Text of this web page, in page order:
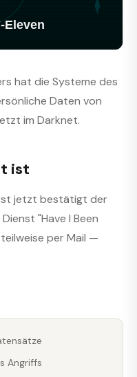
hat die Systeme des
Daten von
im Darknet.
ist
jetzt bestätigt der
"Have I Been
per Mail —
Angriffs